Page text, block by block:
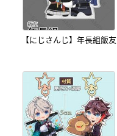
【にじさんじ】年長組飯友